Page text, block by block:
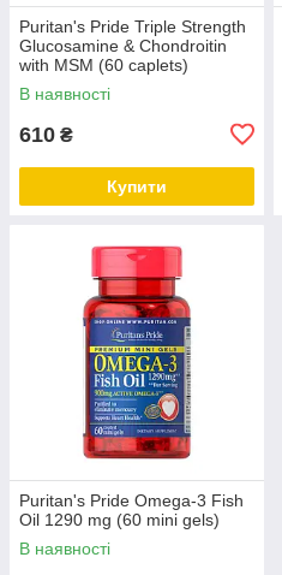
Puritan's Pride Triple Strength
Glucosamine & Chondroitin
with MSM (60 caplets)
В наявності
610 ₴
Купити
Puritan's Pride Omega-3 Fish
Oil 1290 mg (60 mini gels)
В наявності